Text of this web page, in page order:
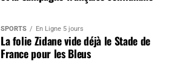
SPORTS En Ligne 5 jours
La folie Zidane vide déjà le Stade de
France pour les Bleus